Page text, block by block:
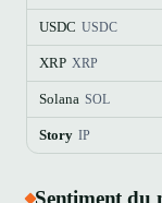
USDC USDC
XRP XRP
Solana SOL
Story IP